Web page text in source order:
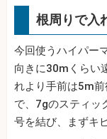
根周りで入
今回使うハイパー
向きに30mくらい
れより手前は5m
で、7gのスティッ
号を結び、まずキ